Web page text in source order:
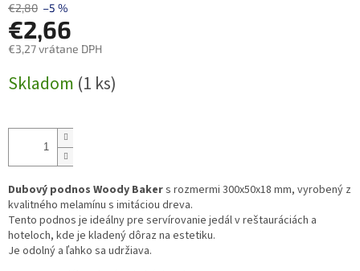
€2,80 –5 %
€2,66
€3,27 vrátane DPH
cena:
Skladom (1 ks)
Dubový podnos Woody Bakers rozmermi 300x50x18 mm, vyrobený z
kvalitného melamínu s imitáciou dreva.
Tento podnos je ideálny pre servírovanie jedál v reštauráciách a
hoteloch, kde je kladený dôraz na estetiku.
Je odolný a ľahko sa udržiava.